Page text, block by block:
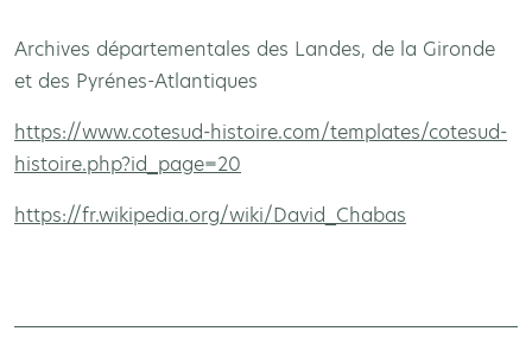
Archives départementales des Landes, de la Gironde
et des Pyrénes-Atlantiques
https://www.cotesud-histoire.com/templates/cotesud-
histoire.php?id_page=20
https://fr.wikipedia.org/wiki/David_Chabas